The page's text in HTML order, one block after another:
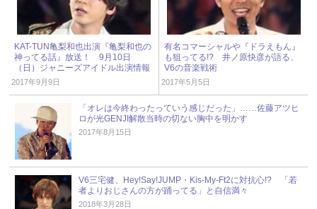
KAT-TUN亀梨和也出演『亀梨和也の
神ってる話』放送！ 9月10日
（日）ジャニーズアイドル出演情報
2017年9月9日
有名コマーシャルや『ドラえもん』
も狙ってる!? 井ノ原快彦が語る、
V6の音楽戦術
2017年5月5日
「オレは今終わったっていう感じだった」……佐藤アツヒ
ロが光GENJI解散当時の切ない胸中を明かす
2017年8月15日
V6三宅健、Hey!Say!JUMP・Kis-My-Ft2に対抗心!? 「若
者よりおじさんの方が踊ってる」と自信満々
2018年3月28日